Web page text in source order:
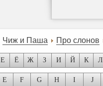
Чиж и Паша Про слонов
Е Ё Ж З И Й К Л
E F G H I J